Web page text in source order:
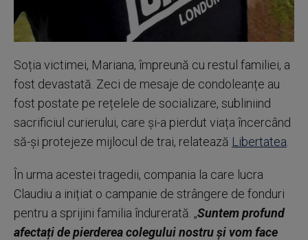
Soția victimei, Mariana, împreună cu restul familiei, a
fost devastată. Zeci de mesaje de condoleanțe au
fost postate pe rețelele de socializare, subliniind
sacrificiul curierului, care și-a pierdut viața încercând
să-și protejeze mijlocul de trai, relatează Libertatea
În urma acestei tragedii, compania la care lucra
Claudiu a inițiat o campanie de strângere de fonduri
pentru a sprijini familia îndurerată. „Suntem profund
afectați de pierderea colegului nostru și vom face